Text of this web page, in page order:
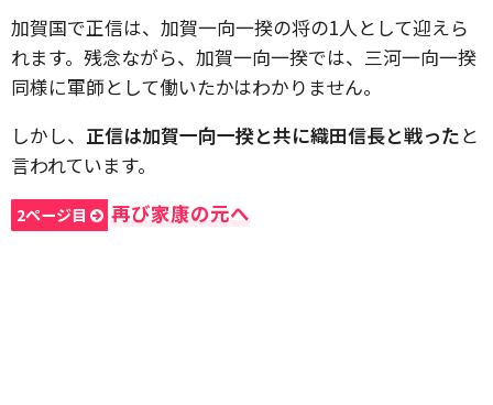
加賀国で正信は、加賀一向一揆の将の1人として迎えら
れます。残念ながら、加賀一向一揆では、三河一向一揆
同様に軍師として働いたかはわかりません。
しかし、 正信は加賀一向一揆と共に織田信長と戦ったと
言われています。
2ページ目 再び家康の元へ